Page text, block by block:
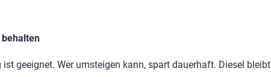
behalten
geeignet. Wer umsteigen kann, spart dauerhaft. Diesel bleibt